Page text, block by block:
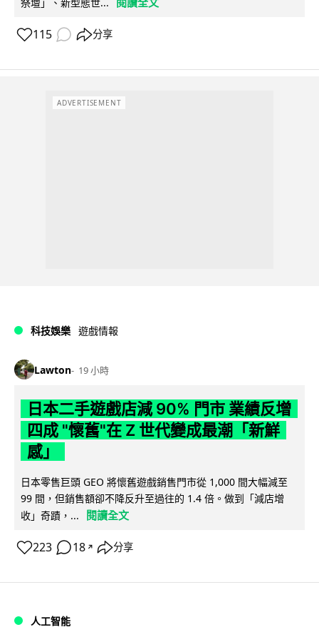
115 分享
ADVERTISEMENT
科技娛樂 遊戲情報
Lawton 19 小時
日本二手遊戲店減 90% 門市 業績反增
四成 "懷舊"在 Z 世代變成最潮「新鮮
感」
日本零售巨頭 GEO 將懷舊遊戲銷售門市從 1,000 間大幅減至
99 間，但銷售額卻不降反升至過往的 1.4 倍。做到「減店增
收」奇蹟，...
閱讀全文
223 18 ↗ 分享
人工智能